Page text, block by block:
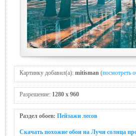
Картинку добавил(а): mitisman (посмотреть
Разрешение: 1280 x 960
Раздел обоев: Пейзажи лесов
Скачать похожие обои на Лучи солнца